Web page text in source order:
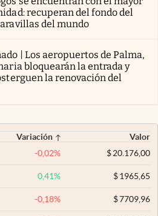
recuperan del fondo del
del mundo
| Los aeropuertos de Palma,
bloquearán la entrada y
la renovación del
Variación
Valor
-0,02% $20.176,00
0,41% $1965,65
-0,18% $7709,96